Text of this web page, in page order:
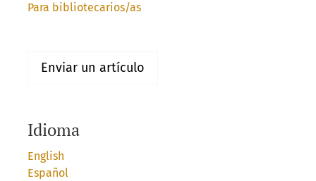
Para bibliotecarios/as
Enviar un artículo
Idioma
English
Español